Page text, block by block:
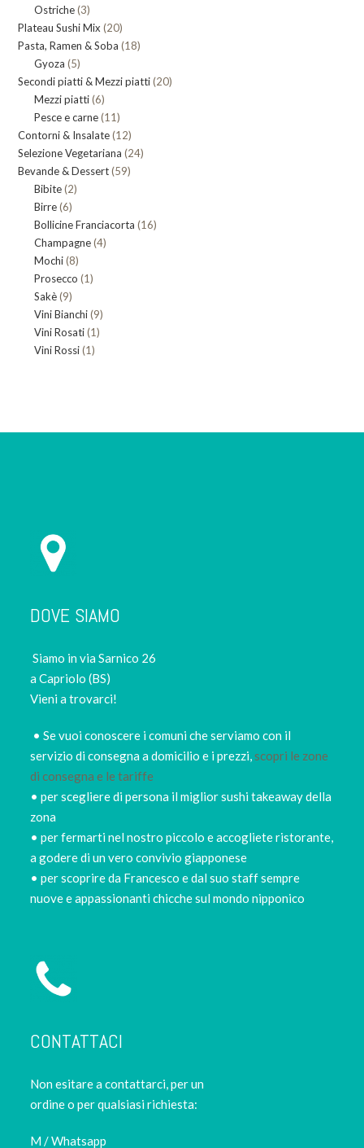
Ostriche 33
prodotti
Plateau Sushi Mix 2020
prodotti
Pasta, Ramen & Soba 1818
Gyoza 55
prodotti
Secondi piatti & Mezzi piatti 2020
Mezzi piatti 66
prodotti
Pesce e carne 1111
prodotti
Contorni & Insalate 1212
prodotti
Selezione Vegetariana 2424
Bevande & Dessert 5959
Bibite 22
Birre 66
prodotti
Bollicine Franciacorta 1616
Champagne 44
Mochi 88
prodotti
Prosecco 11
Sakè 99
prodotti
Vini Bianchi 99
Vini Rosati 11
Vini Rossi 11
DOVE SIAMO
Siamo in via Sarnico 26
a Capriolo (BS)
Vieni a trovarci!
• Se vuoi conoscere i comuni che serviamo con il
servizio di consegna a domicilio e i prezzi,scopri le zone
di consegna e le tariffe
• per scegliere di persona il miglior sushi takeaway della
zona
• per fermarti nel nostro piccolo e accogliete ristorante,
a godere di un vero convivio giapponese
• per scoprire da Francesco e dal suo staff sempre
nuove e appassionanti chicche sul mondo nipponico
CONTATTACI
Non esitare a contattarci, per un
ordine o per qualsiasi richiesta:
M / Whatsapp